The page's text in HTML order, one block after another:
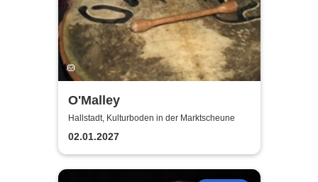
O'Malley
Hallstadt, Kulturboden in der Marktscheune
02.01.2027